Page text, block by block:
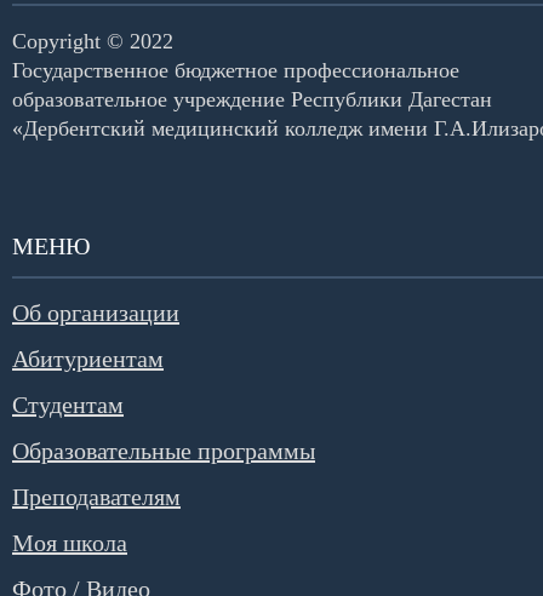
Copyright © 2022
Государственное бюджетное профессиональное
образовательное учреждение Республики Дагестан
«Дербентский медицинский колледж имени
МЕНЮ
Об организации
Абитуриентам
Студентам
Образовательные программы
Преподавателям
Моя школа
Фото / Видео